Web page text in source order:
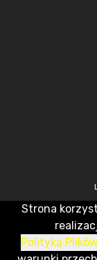
CMS & Hosting: Nefeni
Strona
Polityką